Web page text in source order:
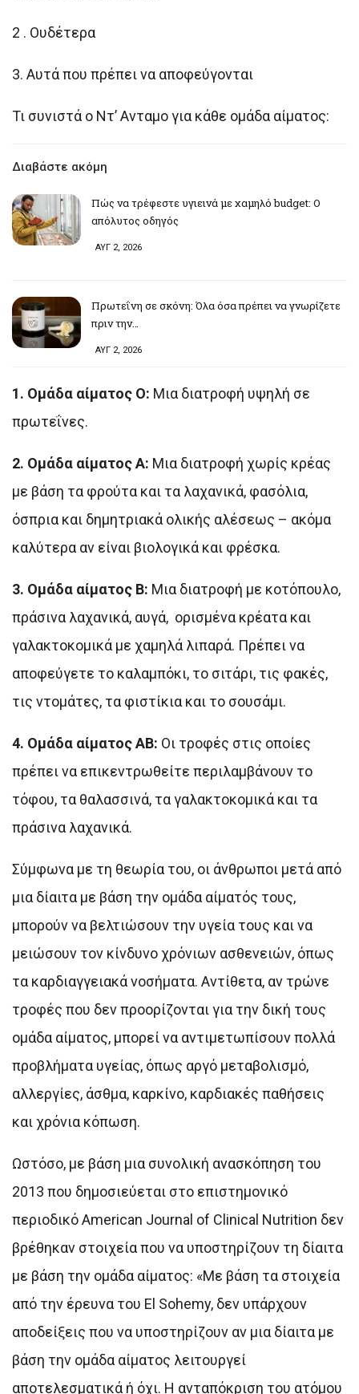
2 . Ουδέτερα
3. Αυτά που πρέπει να αποφεύγονται
Τι συνιστά ο Ντ’ Ανταμο για κάθε ομάδα αίματος:
Διαβάστε ακόμη
Πώς να τρέφεστε υγιεινά με χαμηλό budget: Ο
απόλυτος οδηγός
ΑΥΓ 2, 2026
Πρωτεΐνη σε σκόνη: Όλα όσα πρέπει να γνωρίζετε
πριν την…
ΑΥΓ 2, 2026
1. Ομάδα αίματος Ο: Μια διατροφή υψηλή σε
πρωτεΐνες.
2. Ομάδα αίματος A: Μια διατροφή χωρίς κρέας
με βάση τα φρούτα και τα λαχανικά, φασόλια,
όσπρια και δημητριακά ολικής αλέσεως – ακόμα
καλύτερα αν είναι βιολογικά και φρέσκα.
3. Ομάδα αίματος Β: Μια διατροφή με κοτόπουλο,
πράσινα λαχανικά, αυγά, ορισμένα κρέατα και
γαλακτοκομικά με χαμηλά λιπαρά. Πρέπει να
αποφεύγετε το καλαμπόκι, το σιτάρι, τις φακές,
τις ντομάτες, τα φιστίκια και το σουσάμι.
4. Ομάδα αίματος ΑΒ: Οι τροφές στις οποίες
πρέπει να επικεντρωθείτε περιλαμβάνουν το
τόφου, τα θαλασσινά, τα γαλακτοκομικά και τα
πράσινα λαχανικά.
Σύμφωνα με τη θεωρία του, οι άνθρωποι μετά από
μια δίαιτα με βάση την ομάδα αίματός τους,
μπορούν να βελτιώσουν την υγεία τους και να
μειώσουν τον κίνδυνο χρόνιων ασθενειών, όπως
τα καρδιαγγειακά νοσήματα. Αντίθετα, αν τρώνε
τροφές που δεν προορίζονται για την δική τους
ομάδα αίματος, μπορεί να αντιμετωπίσουν πολλά
προβλήματα υγείας, όπως αργό μεταβολισμό,
αλλεργίες, άσθμα, καρκίνο, καρδιακές παθήσεις
και χρόνια κόπωση.
Ωστόσο, με βάση μια συνολική ανασκόπηση του
2013 που δημοσιεύεται στο επιστημονικό
περιοδικό American Journal of Clinical Nutrition δεν
βρέθηκαν στοιχεία που να υποστηρίζουν τη δίαιτα
με βάση την ομάδα αίματος: «Με βάση τα στοιχεία
από την έρευνα του El Sohemy, δεν υπάρχουν
αποδείξεις που να υποστηρίζουν αν μια δίαιτα με
βάση την ομάδα αίματος λειτουργεί
αποτελεσματικά ή όχι. Η ανταπόκριση του ατόμου